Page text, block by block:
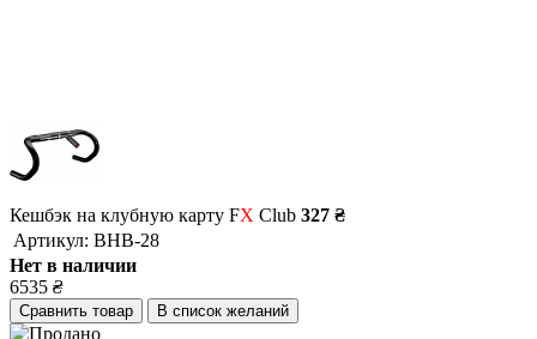
Кешбэк на клубную карту FX Club 327 ₴
Артикул: BHB-28
Нет в наличии
6535 ₴
Сравнить товар В список желаний